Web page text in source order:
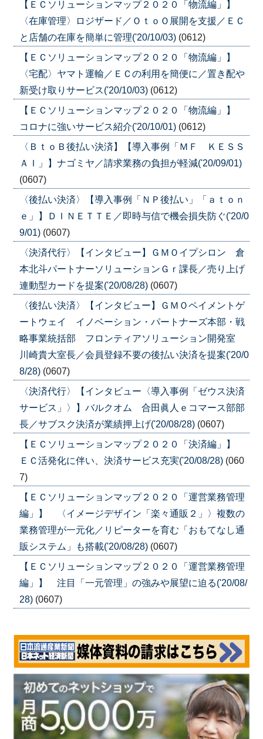
【ＥＣソリューションマップ２０２０「物流編」】
〈在庫管理〉ロジザード／ＯｔｏＯ展開を支援／ＥＣ
と店舗の在庫を簡単に管理('20/10/03) (0612)
【ＥＣソリューションマップ２０２０「物流編」】
〈宅配〉ヤマト運輸／ＥＣの利用を簡便に／置き配や
新受け取りサービス('20/10/03) (0612)
【ＥＣソリューションマップ２０２０「物流編」】
コロナに強いサービス紹介('20/10/01) (0612)
〈ＢｔｏＢ後払い決済】【導入事例「ＭＦ ＫＥＳＳ
ＡＩ」】ナゴミヤ／請求業務の負担が軽減('20/09/01)
(0607)
〈後払い決済〉【導入事例「ＮＰ後払い」「ａｔｏｎ
ｅ」】ＤＩＮＥＴＴＥ／即時与信で機会損失防ぐ('20/0
9/01) (0607)
〈決済代行〉【インタビュー】ＧＭＯイプシロン 倉
本北斗パートナーソリューションＧｒ課長／売り上げ
連動型カードを提案('20/08/28) (0607)
〈後払い決済〉【インタビュー】ＧＭＯペイメントゲ
ートウェイ イノベーション・パートナーズ本部・戦
略事業統括部 フロンティアソリューション開発室
川崎貴大室長／会員登録不要の後払い決済を提案('20/0
8/28) (0607)
〈決済代行〉【インタビュー〈導入事例「ゼウス決済
サービス」〉】バルクオム 合田眞人ｅコマース部部
長／サブスク決済が業績押上げ('20/08/28) (0607)
【ＥＣソリューションマップ２０２０「決済編」】
ＥＣ活発化に伴い、決済サービス充実('20/08/28) (060
7)
【ＥＣソリューションマップ２０２０「運営業務管理
編」】 〈イメージデザイン「楽々通販２」〉複数の
業務管理が一元化／リピーターを育む「おもてなし通
販システム」も搭載('20/08/28) (0607)
【ＥＣソリューションマップ２０２０「運営業務管理
編」】 注目「一元管理」の強みや展望に迫る('20/08/
28) (0607)